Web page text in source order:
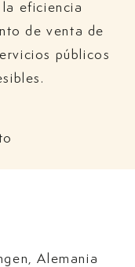
eficiencia
de venta de
públicos
Alemania